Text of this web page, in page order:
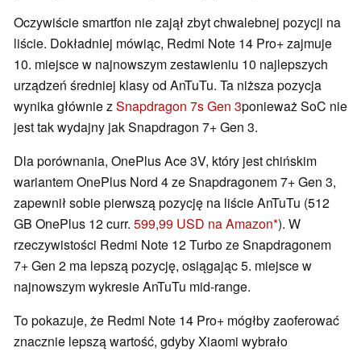
Oczywiście smartfon nie zajął zbyt chwalebnej pozycji na
liście. Dokładniej mówiąc, Redmi Note 14 Pro+ zajmuje
10. miejsce w najnowszym zestawieniu 10 najlepszych
urządzeń średniej klasy od AnTuTu. Ta niższa pozycja
wynika głównie zSnapdragon 7s Gen 3ponieważ SoC nie
jest tak wydajny jak Snapdragon 7+ Gen 3.
Dla porównania, OnePlus Ace 3V, który jest chińskim
wariantem OnePlus Nord 4 ze Snapdragonem 7+ Gen 3,
zapewnił sobie pierwszą pozycję na liście AnTuTu (512
GB OnePlus 12 curr. 599,99 USD na Amazon ). W
rzeczywistości Redmi Note 12 Turbo ze Snapdragonem
7+ Gen 2 ma lepszą pozycję, osiągając 5. miejsce w
najnowszym wykresie AnTuTu mid-range.
To pokazuje, że Redmi Note 14 Pro+ mógłby zaoferować
znacznie lepszą wartość, gdyby Xiaomi wybrało